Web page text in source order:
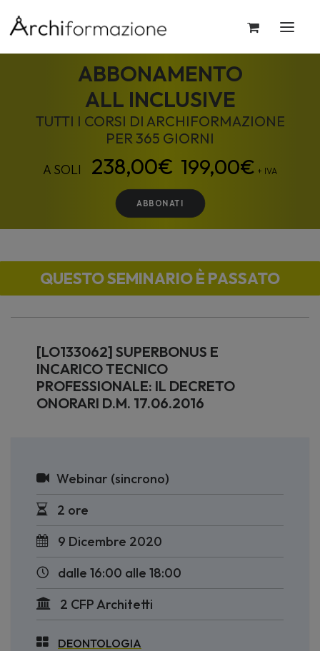
ABBONAMENTO
ALL INCLUSIVE
TUTTI I CORSI DI ARCHIFORMAZIONE
PER 365 GIORNI
199,00€ + IVA
ABBONATI
QUESTO SEMINARIO È PASSATO
[LO133062] SUPERBONUS E
INCARICO TECNICO
PROFESSIONALE: IL DECRETO
ONORARI D.M. 17.06.2016
Webinar (sincrono)
2 ore
9 Dicembre 2020
dalle 16:00 alle 18:00
2 CFP Architetti
DEONTOLOGIA